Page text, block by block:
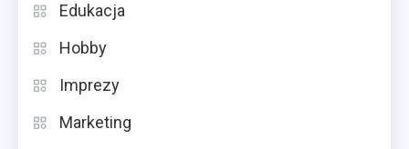
Edukacja
Hobby
Imprezy
Marketing